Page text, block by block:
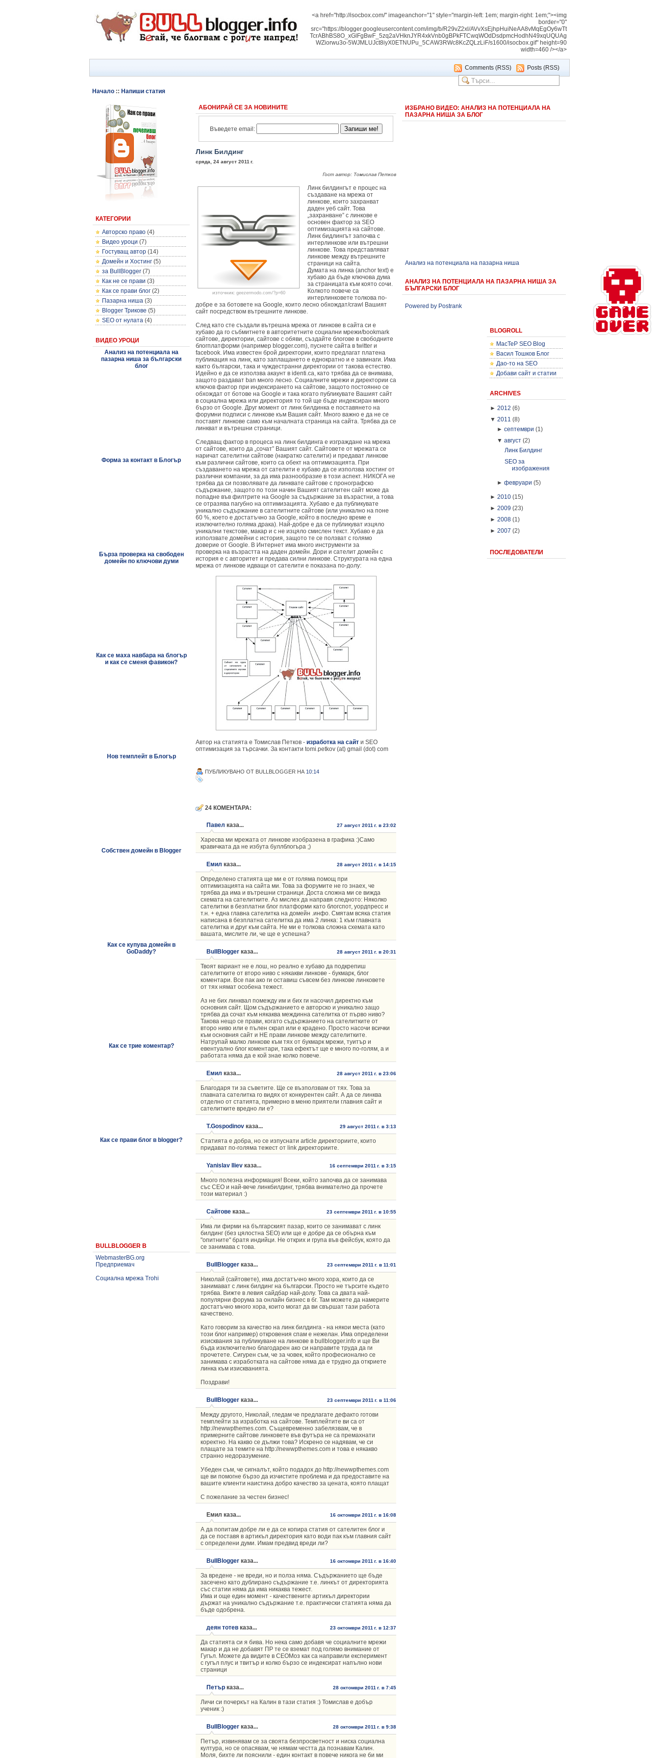
<a href="http://isocbox.com/" imageanchor="1" style="margin-left: 1em; margin-right: 1em;"><img
border="0"
src="https://blogger.googleusercontent.com/img/b/R29vZ2xl/AVvXsEjhpHuiNeAA8vMqEgOy6wTt
TcrABhBS8O_xGlFgBwF_5zq2aVHknJYR4xkVnb0gBPkFTCwqWOdDsdpmcHodhN49xqUQUAg
WZiorwu3o-5WJMLUJct8iyX0ETNUPu_5CAW3RWc8KcZQLzLiF/s1600/isocbox.gif" height=90
width=460 /></a>
Posts (RSS)
Comments (RSS)
Начало :: Напиши статия
КАТЕГОРИИ
Авторско право (4)
Видео уроци (7)
Гостуващ автор (14)
Домейн и Хостинг (5)
за BullBlogger (7)
Как не се прави (3)
Как се прави блог (2)
Пазарна ниша (3)
Blogger Трикове (5)
SEO от нулата (4)
ВИДЕО УРОЦИ
Анализ на потенциала на
пазарна ниша за български
блог
Форма за контакт в Блогър
Бърза проверка на свободен
домейн по ключови думи
Как се маха навбара на блогър
и как се сменя фавикон?
Нов темплейт в Блогър
Собствен домейн в Blogger
Как се купува домейн в
GoDaddy?
Как се трие коментар?
Как се прави блог в blogger?
BULLBLOGGER В
WebmasterBG.org
Предприемач
Социална мрежа Trohi
АБОНИРАЙ СЕ ЗА НОВИНИТЕ
Въведете email:
Линк Билдинг
сряда, 24 август 2011 г.
Гост автор: Томислав Петков
източник: geezermodo.com/?p=60
Линк билдингът е процес на
създаване на мрежа от
линкове, които захранват
даден уеб сайт. Това
„захранване” с линкове е
основен фактор за SEO
оптимизацията на сайтове.
Линк бидлингът започва с
интерлинкове или вътрешни
линкове. Това представляват
линкове между вътрешните
страници на сайта.
Думата на линка (anchor text) е
хубаво да бъде ключова дума
за страницата към която сочи.
Колкото повече са
интерлинковете толкова по-
добре е за ботовете на Google, които лесно обхождат/crawl Вашият
сайт посредством вътрешните линкове.
След като сте създали вътрешна мрежа от линкове в сайта си е
хубаво да го събмитнете в авторитетните социални мрежи/bookmark
сайтове, директории, сайтове с обяви, създайте блогове в свободните
блогплатформи (например blogger.com), пуснете сайта в twitter и
facebook. Има известен брой директории, които предлагат платена
публикация на линк, като заплащането е еднократно и е завинаги. Има
както български, така и чуждестранни директории от такова естество.
Идейно е да се използва акаунт в identi.ca, като трябва да се внимава,
защото раздават ban много лесно. Социалните мрежи и директории са
ключов фактор при индексирането на сайтове, защото постоянно се
обхождат от ботове на Google и така когато публикувате Вашият сайт
в социална мрежа или директория то той ще бъде индексиран много
бързо от Google. Друг момент от линк билдинка е поставянето на
форумни подписи с линкове към Вашия сайт. Много важно е да не се
поставят линкове само към началната страница на сайта. Трябва да се
линкват и вътрешни страници.
Следващ фактор в процеса на линк билдинга е изграждане на мрежа
от сайтове, които да „сочат” Вашият сайт. Сайтовете от мрежата се
наричат сателитни сайтове (накратко сателити) и предават линкове
към различни сайтове, които са обект на оптимизацията. При
създаването на мрежа от сателити е хубаво да се използва хостинг от
различни компании, за да има разнообразие в този аспект. НИКОГА не
трябва да си позволявате да линквате сайтове с пронографско
съдържание, защото по този начин Вашият сателитен сайт може да
попадне във филтрите на Google за съдържание за възрастни, а това
се отразява пагубно на оптимизацията. Хубаво е да публикувате
уникално съдържание в сателитните сайтове (или уникално на поне
60 %, което е достатъчно за Google, който в последно време е
изключително голяма драка). Най-добре е да се публикуват изцяло
уникални текстове, макар и с не изцяло смислен текст. Хубаво е да
използвате домейни с история, защото те се ползват с голямо
доверие от Google. В Интернет има много инструменти за
проверка на възрастта на даден домейн. Дори и сателит домейн с
история е с авторитет и предава силни линкове. Структурата на една
мрежа от линкове идващи от сателити е показана по-долу:
Автор на статията е Томислав Петков - изработка на сайт и SEO
оптимизация за търсачки. За контакти tomi.petkov (at) gmail (dot) com
ПУБЛИКУВАНО ОТ BULLBLOGGER НА 10:14
24 КОМЕНТАРА:
Павел каза... 27 август 2011 г. в 23:02
Харесва ми мрежата от линкове изобразена в графика :)Само
кравичката да не избута буллблогъра ;)
Емил каза... 28 август 2011 г. в 14:15
Определено статията ще ми е от голяма помощ при
оптимизацията на сайта ми. Това за форумите не го знаех, че
трябва да има и вътрешни страници. Доста сложна ми се вижда
схемата на сателитките. Аз мислех да направя следното: Няколко
сателитки в безплатни блог платформи като блогспот, уордпресс и
т.н. + една главна сателитка на домейн .инфо. Смятам всяка статия
написана в безплатна сателитка да има 2 линка: 1 към главната
сателитка и друг към сайта. Не ми е толкова сложна схемата като
вашата, мислите ли, че ще е успешна?
BullBlogger каза... 28 август 2011 г. в 20:31
Твоят вариант не е лош, но реално е хубаво да подкрепиш
сателитките от второ ниво с някакви линкове - букмарк, блог
коментари. Все пак ако ги оставиш съвсем без линкове линковете
от тях нямат особена тежест.
Аз не бих линквал помежду им и бих ги насочил директно към
основния сайт. Щом съдържанието е авторско и уникално защо
трябва да сочат към някаква междинна сателитка от първо ниво?
Такова нещо се прави, когато съдържанието на сателитките от
второ ниво или е пълен скрап или е крадено. Просто насочи всички
към основния сайт и НЕ прави линкове между сателитките.
Натрупай малко линкове към тях от букмарк мрежи, туитър и
евентуално блог коментари, така ефектът ще е много по-голям, а и
работата няма да е кой знае колко повече.
Емил каза... 28 август 2011 г. в 23:06
Благодаря ти за съветите. Ще се възползвам от тях. Това за
главната сателитка го видях от конкурентен сайт. А да се линква
отделно от статията, примерно в меню приятели главния сайт и
сателитките вредно ли е?
T.Gospodinov каза... 29 август 2011 г. в 3:13
Статията е добра, но се изпуснати article директориите, които
придават по-голяма тежест от link директориите.
Yanislav Iliev каза... 16 септември 2011 г. в 3:15
Много полезна информация! Всеки, който започва да се занимава
със СЕО и най-вече линкбилдинг, трябва внимателно да прочете
този материал :)
Сайтове каза... 23 септември 2011 г. в 10:55
Има ли фирми на българският пазар, които се занимават с линк
билдинг (без цялостна SEO) или ще е добре да се обърна към
"опитните" братя индийци. Не открих и група във фейсбук, която да
се занимава с това.
BullBlogger каза... 23 септември 2011 г. в 11:01
Николай (сайтовете), има достатъчно много хора, които да се
занимават с линк билдинг на български. Просто не търсите където
трябва. Вижте в левия сайдбар най-долу. Това са двата най-
популярни форума за онлайн бизнес в бг. Там можете да намерите
достатъчно много хора, които могат да ви свършат тази работа
качествено.
Като говорим за качество на линк билдинга - на някои места (като
този блог например) откровения спам е нежелан. Има определени
изисквания за публикуване на линкове в bullblogger.info и ще Ви
бъда изключително благодарен ако си направите труда да ги
прочетете. Сигурен съм, че за човек, който професионално се
занимава с изработката на сайтове няма да е трудно да откриете
линка към изискванията.
Поздрави!
BullBlogger каза... 23 септември 2011 г. в 11:06
Между другото, Николай, гледам че предлагате дефакто готови
темплейти за изработка на сайтове. Темплейтите ви са от
http://newwpthemes.com. Същевременно забелязвам, че в
примерните сайтове линковете във футъра не са премахнати
коректно. На какво се дължи това? Искрено се надявам, че си
плащате за темите на http://newwpthemes.com и това е някакво
странно недоразумение.
Убеден съм, че сигналът, който подадох до http://newwpthemes.com
ще ви помогне бързо да изчистите проблема и да предоставите на
вашите клиенти наистина добро качество за цената, която плащат
С пожелание за честен бизнес!
Емил каза... 16 октомври 2011 г. в 16:08
А да попитам добре ли е да се копира статия от сателитен блог и
да се поставя в артикъл директория като води пак към главния сайт
с определени думи. Имам предвид вреди ли?
BullBlogger каза... 16 октомври 2011 г. в 16:40
За вредене - не вреди, но и полза няма. Съдържанието ще бъде
засечено като дублирано съдържание т.е. линкът от директорията
със статии няма да има никаква тежест.
Има и още един момент - качествените артикъл директории
държат на уникално съдържание т.е. практически статията няма да
бъде одобрена.
деян тотев каза... 23 октомври 2011 г. в 12:37
Да статията си я бива. Но нека само добавя че социалните мрежи
макар и да не добавят ПР те се вземат под голямо внимание от
Гугъл. Можете да видите в СЕОМоз как са направили експеримент
с гугъл плус и твитър и колко бързо се индексират напълно нови
страници
Петър каза... 28 октомври 2011 г. в 7:45
Личи си почеркът на Калин в тази статия :) Томислав е добър
ученик :)
BullBlogger каза... 28 октомври 2011 г. в 9:38
Петър, извинявам се за своята безпросветност и ниска социална
култура, но се опасявам, че нямам честта да познавам Калин.
Моля, бихте ли пояснили - един контакт в повече никога не би ми
ИЗБРАНО ВИДЕО: АНАЛИЗ НА ПОТЕНЦИАЛА НА
ПАЗАРНА НИША ЗА БЛОГ
Анализ на потенциала на пазарна ниша
АНАЛИЗ НА ПОТЕНЦИАЛА НА ПАЗАРНА НИША ЗА
БЪЛГАРСКИ БЛОГ
Powered by Postrank
BLOGROLL
MacTeP SEO Blog
Васил Тошков Блог
Дао-то на SEO
Добави сайт и статии
ARCHIVES
► 2012 (6)
▼ 2011 (8)
►септември (1)
▼август (2)
Линк Билдинг
SEO за
изображения
►февруари (5)
► 2010 (15)
► 2009 (23)
► 2008 (1)
► 2007 (2)
ПОСЛЕДОВАТЕЛИ